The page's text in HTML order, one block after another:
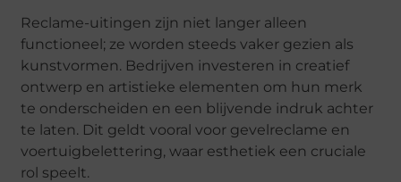
Reclame-uitingen zijn niet langer alleen
functioneel; ze worden steeds vaker gezien als
kunstvormen. Bedrijven investeren in creatief
ontwerp en artistieke elementen om hun merk
te onderscheiden en een blijvende indruk achter
te laten. Dit geldt vooral voor gevelreclame en
voertuigbelettering, waar esthetiek een cruciale
rol speelt.